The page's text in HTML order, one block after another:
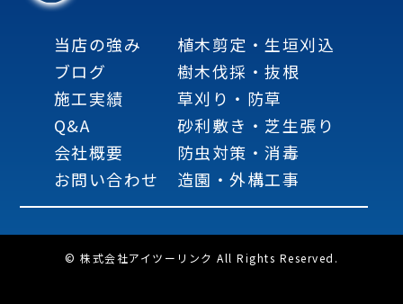
当店の強み
ブログ
施工実績
Q&A
会社概要
お問い合わせ
植木剪定・生垣刈込
樹木伐採・抜根
草刈り・防草
砂利敷き・芝生張り
防虫対策・消毒
造園・外構工事
© 株式会社アイツーリンク All Rights Reserved.